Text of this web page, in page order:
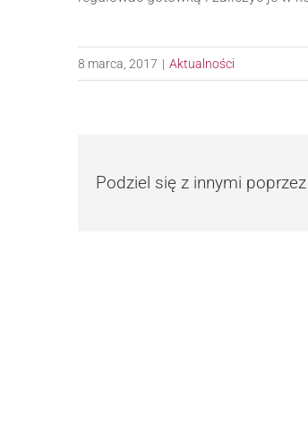
8 marca, 2017 | Aktualności
Podziel się z innymi